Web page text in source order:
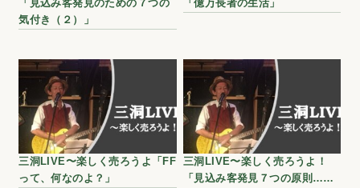
「見込み客発見のための７つの
気付き（２）」
「億万長者の生活」
三洞LIVE〜楽しく売ろうよ「FF
って、何なのよ？」
三洞LIVE〜楽しく売ろうよ！
「見込み客発見７つの原則……